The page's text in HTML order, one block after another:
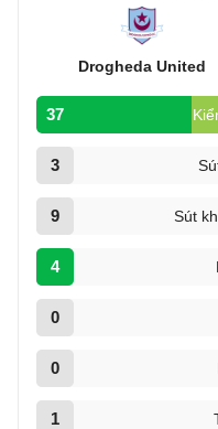
Drogheda United
37
3
9 Sút
4
0
0
1